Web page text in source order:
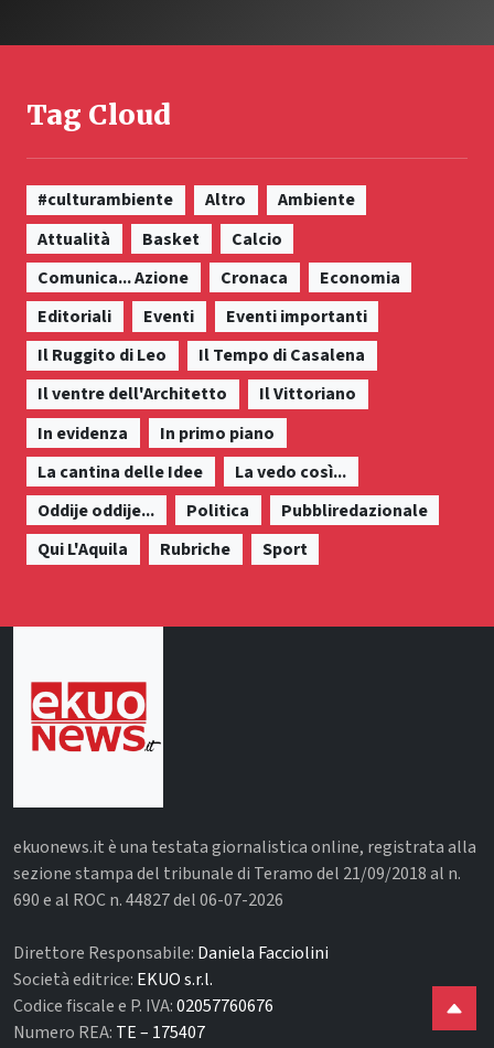
Tag Cloud
#culturambiente Altro
Ambiente
Attualità
Basket
Calcio
Comunica... Azione
Cronaca
Economia
Editoriali
Eventi
Eventi importanti
Il Ruggito di Leo
Il Tempo di Casalena
Il ventre dell'Architetto
Il Vittoriano
In evidenza
In primo piano
La cantina delle Idee
La vedo così...
Oddije oddije...
Politica
Pubbliredazionale
Qui L'Aquila
Rubriche Sport
ekuonews.it è una testata giornalistica online, registrata alla
sezione stampa del tribunale di Teramo del 21/09/2018 al n.
690 e al ROC n. 44827 del 06-07-2026
Direttore Responsabile: Daniela Facciolini
Società editrice: EKUO s.r.l.
Codice fiscale e P. IVA:02057760676
Numero REA: TE – 175407